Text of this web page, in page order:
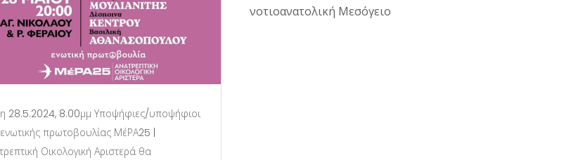
28.5.2024, 8.00μμ Υποψήφιες/υποψήφιοι
πρωτοβουλίας ΜέΡΑ25 |
Οικολογική Αριστερά θα
νοτιοανατολική Μεσόγειο